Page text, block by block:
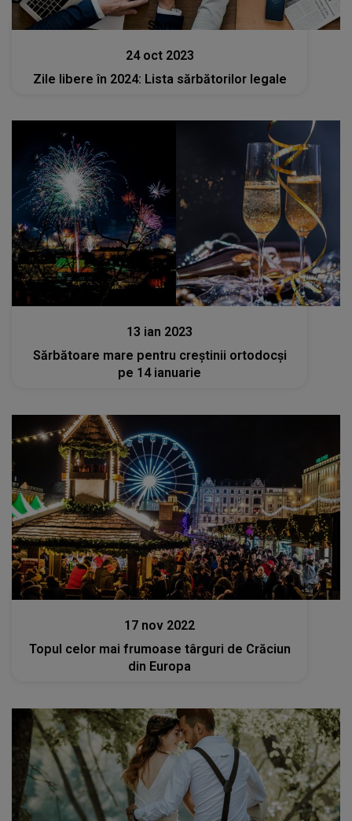
Stiri
24 oct 2023
Zile libere în 2024: Lista sărbătorilor legale
13 ian 2023
Sărbătoare mare pentru creștinii ortodocși
pe 14 ianuarie
Stiri
17 nov 2022
Topul celor mai frumoase târguri de Crăciun
din Europa